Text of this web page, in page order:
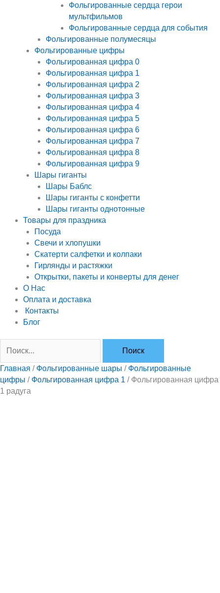
Фольгированные сердца герои
мультфильмов
Фольгированные сердца для события
Фольгированные полумесяцы
Фольгированные цифры
Фольгированная цифра 0
Фольгированная цифра 1
Фольгированная цифра 2
Фольгированная цифра 3
Фольгированная цифра 4
Фольгированная цифра 5
Фольгированная цифра 6
Фольгированная цифра 7
Фольгированная цифра 8
Фольгированная цифра 9
Шары гиганты
Шары Баблс
Шары гиганты с конфетти
Шары гиганты однотонные
Товары для праздника
Посуда
Свечи и хлопушки
Скатерти салфетки и колпаки
Гирлянды и растяжки
Открытки, пакеты и конверты для денег
О Нас
Оплата и доставка
Контакты
Блог
Главная / Фольгированные шары / Фольгированные
цифры / Фольгированная цифра 1 / Фольгированная цифра
1 радуга